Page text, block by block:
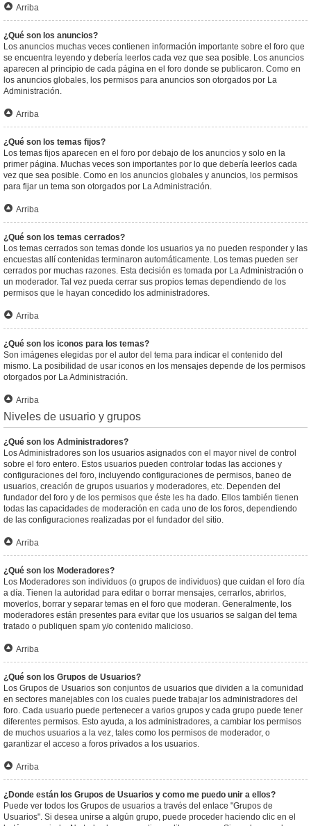
Arriba
¿Qué son los anuncios?
Los anuncios muchas veces contienen información importante sobre el foro que
se encuentra leyendo y debería leerlos cada vez que sea posible. Los anuncios
aparecen al principio de cada página en el foro donde se publicaron. Como en
los anuncios globales, los permisos para anuncios son otorgados por La
Administración.
Arriba
¿Qué son los temas fijos?
Los temas fijos aparecen en el foro por debajo de los anuncios y solo en la
primer página. Muchas veces son importantes por lo que debería leerlos cada
vez que sea posible. Como en los anuncios globales y anuncios, los permisos
para fijar un tema son otorgados por La Administración.
Arriba
¿Qué son los temas cerrados?
Los temas cerrados son temas donde los usuarios ya no pueden responder y las
encuestas allí contenidas terminaron automáticamente. Los temas pueden ser
cerrados por muchas razones. Esta decisión es tomada por La Administración o
un moderador. Tal vez pueda cerrar sus propios temas dependiendo de los
permisos que le hayan concedido los administradores.
Arriba
¿Qué son los iconos para los temas?
Son imágenes elegidas por el autor del tema para indicar el contenido del
mismo. La posibilidad de usar iconos en los mensajes depende de los permisos
otorgados por La Administración.
Arriba
Niveles de usuario y grupos
¿Qué son los Administradores?
Los Administradores son los usuarios asignados con el mayor nivel de control
sobre el foro entero. Estos usuarios pueden controlar todas las acciones y
configuraciones del foro, incluyendo configuraciones de permisos, baneo de
usuarios, creación de grupos usuarios y moderadores, etc. Dependen del
fundador del foro y de los permisos que éste les ha dado. Ellos también tienen
todas las capacidades de moderación en cada uno de los foros, dependiendo
de las configuraciones realizadas por el fundador del sitio.
Arriba
¿Qué son los Moderadores?
Los Moderadores son individuos (o grupos de individuos) que cuidan el foro día
a día. Tienen la autoridad para editar o borrar mensajes, cerrarlos, abrirlos,
moverlos, borrar y separar temas en el foro que moderan. Generalmente, los
moderadores están presentes para evitar que los usuarios se salgan del tema
tratado o publiquen spam y/o contenido malicioso.
Arriba
¿Qué son los Grupos de Usuarios?
Los Grupos de Usuarios son conjuntos de usuarios que dividen a la comunidad
en sectores manejables con los cuales puede trabajar los administradores del
foro. Cada usuario puede pertenecer a varios grupos y cada grupo puede tener
diferentes permisos. Esto ayuda, a los administradores, a cambiar los permisos
de muchos usuarios a la vez, tales como los permisos de moderador, o
garantizar el acceso a foros privados a los usuarios.
Arriba
¿Donde están los Grupos de Usuarios y como me puedo unir a ellos?
Puede ver todos los Grupos de usuarios a través del enlace "Grupos de
Usuarios". Si desea unirse a algún grupo, puede proceder haciendo clic en el